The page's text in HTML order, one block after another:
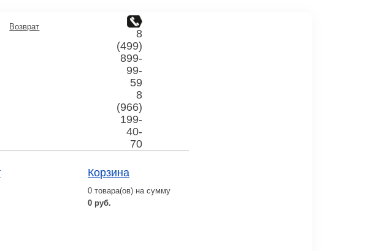
Возврат
8
(499)
899-
99-
59
8
(966)
199-
40-
70
Корзина
0 товара(ов) на сумму
0 руб.